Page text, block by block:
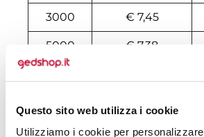
Questo sito web utilizza i cookie
Utilizziamo i cookie per
3000 € 7,45
5000 € 7,38
Tecniche di stampa